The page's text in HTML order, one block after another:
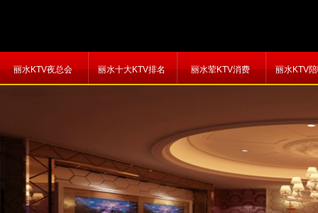
丽水KTV夜总会 丽水十大KTV排名 丽水荤KTV消费 丽水KTV